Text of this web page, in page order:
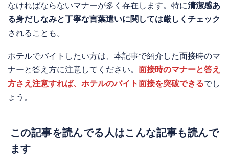
なければならないマナーが多く存在します。特に清潔感あ
る身だしなみと丁寧な言葉遣いに関しては厳しくチェック
されることも。
ホテルでバイトしたい方は、本記事で紹介した面接時のマ
ナーと答え方に注意してください。 面接時のマナーと答え
方さえ注意すれば、ホテルのバイト面接を突破できるでし
ょう。
この記事を読んでる人はこんな記事も読んで
ます